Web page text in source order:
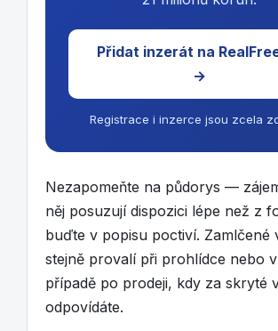
Přidat inzerát na
→
Registrace i inzerce jsou zcela
Nezapomeňte na půdorys —
něj posuzují dispozici lépe než z
buďte v popisu poctiví. Zamlčené
stejně provalí při prohlídce nebo
případě po prodeji, kdy za skryté
odpovídáte.